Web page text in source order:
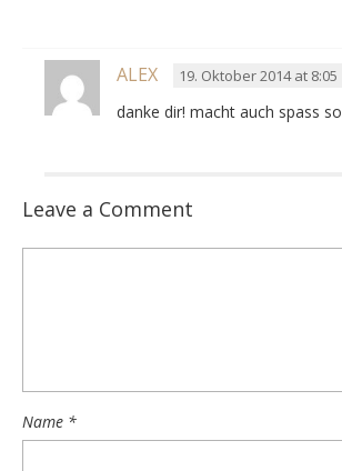
ALEX 19. Oktober 2014 at 8:05
danke dir! macht auch spass so
Leave a Comment
Name *